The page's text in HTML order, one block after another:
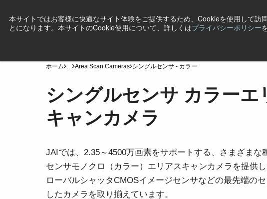
本サイトではお客様に快適なサイト体験をご提供するため、Cookieを使用して
とになります。本サイトのCookie使用について、詳しくはプライバシーポリシー
ホーム Area Scan Cameras シングルセンサ - カラー
シングルセンサ カラーエ
キャンカメラ
JAIでは、2.35～4500万画素をサポートする、さまざまな
センサモノクロ（カラー）エリアスキャンカメラを提供
ローバルシャッタCMOSイメージセンサなどの最先端の
したカメラを取り揃えています。